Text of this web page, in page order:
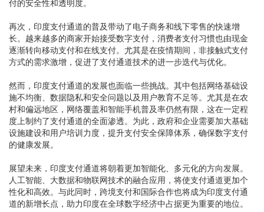
付的安全性和透明度。
再次，印度支付通道的普及带动了电子商务和线下零售的快速增
长。越来越多的商家开始接受数字支付，消费者支付习惯也由现金
逐渐转向移动支付和在线支付。尤其是在疫情期间，非接触式支付
方式的需求激增，促进了支付通道技术的进一步迭代与优化。
然而，印度支付通道的发展也面临一些挑战。其中包括网络基础设
施不均衡、数据隐私和安全问题以及用户教育不足等。尤其是在农
村和偏远地区，网络覆盖和智能手机普及率仍然有限，这在一定程
度上制约了支付通道的全面渗透。为此，政府和企业需要加大基础
设施建设和用户培训力度，提升支付安全保障体系，确保数字支付
的健康发展。
展望未来，印度支付通道将朝着更加智能化、多元化的方向发展。
人工智能、大数据和物联网技术的融合应用，将使支付通道更加个
性化和高效。与此同时，跨境支付和国际合作也将成为印度支付通
道的新增长点，助力印度在全球数字经济中占据更为重要的地位。